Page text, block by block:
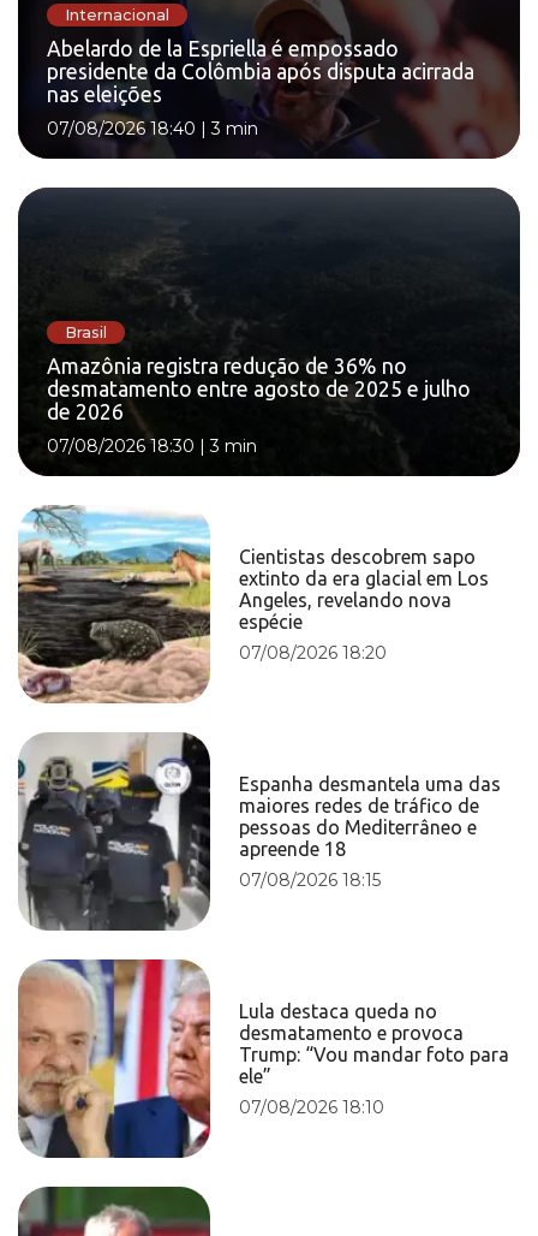
Internacional
Abelardo de la Espriella é empossado
presidente da Colômbia após disputa acirrada
nas eleições
07/08/2026 18:40 |3 min
Brasil
Amazônia registra redução de 36% no
desmatamento entre agosto de 2025 e julho
de 2026
07/08/2026 18:30 |3 min
Cientistas descobrem sapo
extinto da era glacial em Los
Angeles, revelando nova
espécie
07/08/2026 18:20
Espanha desmantela uma das
maiores redes de tráfico de
pessoas do Mediterrâneo e
apreende 18
07/08/2026 18:15
Lula destaca queda no
desmatamento e provoca
Trump: “Vou mandar foto para
ele”
07/08/2026 18:10